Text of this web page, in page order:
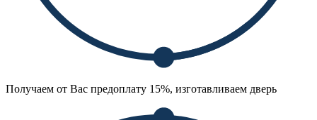
Получаем от Вас предоплату 15%, изготавливаем дверь